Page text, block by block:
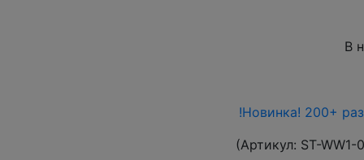
В
!Новинка! 200+
(Артикул: ST-